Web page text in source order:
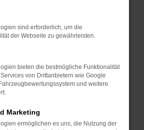
Seiten verhindern.
Seite in einem anderen Browser
privaten Fenster?
helfen, vorübergehende
dein Browser und dein
auf dem neuesten Stand sind.
sondern kann auch dazu führen,
Funktionen nicht mehr
sind erforderlich, um die
der Webseite zu gewährleisten.
bieten die bestmögliche Funktionalität
von Drittanbietern wie Google
und weitere
Marketing
ermöglichen es uns, die Nutzung der